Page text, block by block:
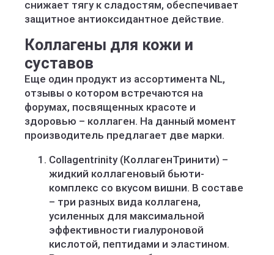
снижает тягу к сладостям, обеспечивает
защитное антиоксидантное действие.
Коллагены для кожи и
суставов
Еще один продукт из ассортимента NL,
отзывы о котором встречаются на
форумах, посвященных красоте и
здоровью – коллаген. На данный момент
производитель предлагает две марки.
Collagentrinity (КоллагенТринити) –
жидкий коллагеновый бьюти-
комплекс со вкусом вишни. В составе
– три разных вида коллагена,
усиленных для максимальной
эффективности гиалуроновой
кислотой, пептидами и эластином.